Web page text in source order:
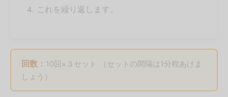
これを繰り返します。
回数： 10回×３セット （セットの間隔は1分程あけま
しょう）